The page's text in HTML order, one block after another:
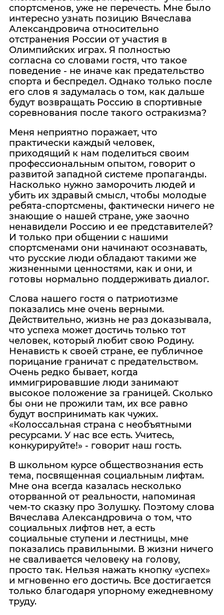
спортсменов, уже не перечесть. Мне было
интересно узнать позицию Вячеслава
Александровича относительно
отстранения России от участия в
Олимпийских играх. Я полностью
согласна со словами гостя, что такое
поведение - не иначе как предательство
спорта и беспредел. Однако только после
его слов я задумалась о том, как дальше
будут возвращать Россию в спортивные
соревнования после такого остракизма?
Меня неприятно поражает, что
практически каждый человек,
приходящий к нам поделиться своим
профессиональным опытом, говорит о
развитой западной системе пропаганды.
Насколько нужно заморочить людей и
убить их здравый смысл, чтобы молодые
ребята-спортсмены, фактически ничего не
знающие о нашей стране, уже заочно
ненавидели Россию и ее представителей?
И только при общении с нашими
спортсменами они начинают осознавать,
что русские люди обладают такими же
жизненными ценностями, как и они, и
готовы нормально поддерживать диалог.
Слова нашего гостя о патриотизме
показались мне очень верными.
Действительно, жизнь не раз доказывала,
что успеха может достичь только тот
человек, который любит свою Родину.
Ненависть к своей стране, ее публичное
порицание граничат с предательством.
Очень редко бывает, когда
иммигрировавшие люди занимают
высокое положение за границей. Сколько
бы они не прожили там, их все равно
будут воспринимать как чужих.
«Колоссальная страна с необъятными
ресурсами. У нас все есть. Учитесь,
конкурируйте!» - говорит наш гость.
В школьном курсе обществознания есть
тема, посвященная социальным лифтам.
Мне она всегда казалась несколько
оторванной от реальности, напоминая
чем-то сказку про Золушку. Поэтому слова
Вячеслава Александровича о том, что
социальных лифтов нет, а есть
социальные ступени и лестницы, мне
показались правильными. В жизни ничего
не сваливается человеку на голову,
просто так. Нельзя нажать кнопку «успех»
и мгновенно его достичь. Все достигается
только благодаря упорному ежедневному
труду.